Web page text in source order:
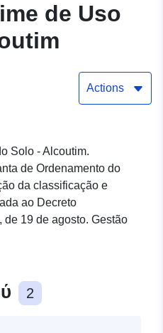
de Uso
Actions
Solo - Alcoutim.
de Ordenamento do
da classificação e
ao Decreto
de 19 de agosto. Gestão
2